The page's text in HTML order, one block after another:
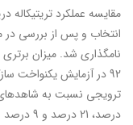
مقایسه عملکرد تریتیکاله
انتخاب و پس از بررسی در
نامگذاری شد. میزان
درصد،